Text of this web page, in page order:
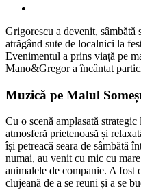
Grigorescu a devenit,
atrăgând sute de localnici la
Evenimentul a prins viață pe
Mano&Gregor a încântat
Muzică pe Malul
Cu o scenă amplasată
atmosferă prietenoasă și
își petreacă seara de sâmbătă
numai, au venit cu mic cu
animalele de companie. A fost
clujeană de a se reuni și a se